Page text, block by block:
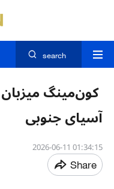
search
کون‌مینگ
آسیای جنوبی
01:34:15 2026-06-11
Share